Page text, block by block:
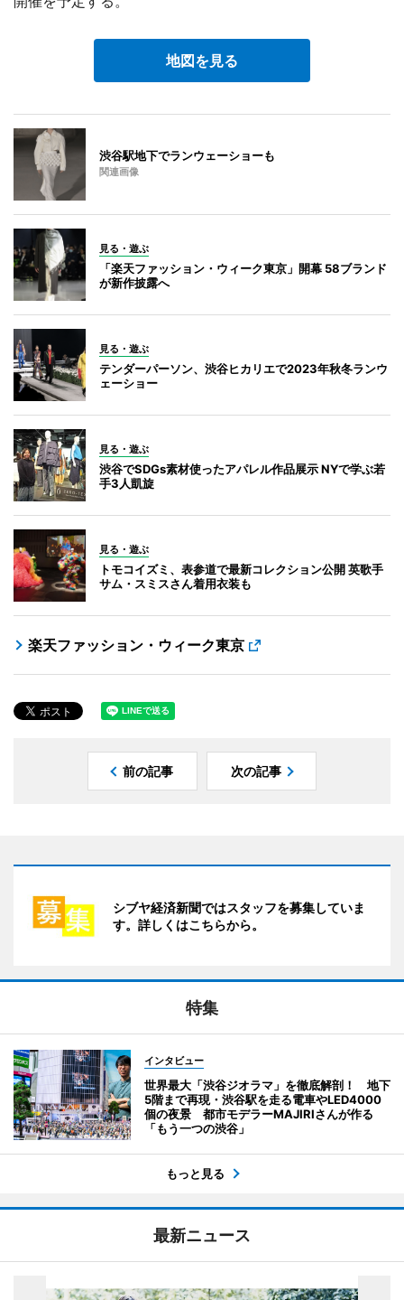
地図を見る
渋谷駅地下でランウェーショーも
関連画像
見る・遊ぶ
「楽天ファッション・ウィーク東京」開幕 58ブランド
が新作披露へ
見る・遊ぶ
テンダーパーソン、渋谷ヒカリエで2023年秋冬ランウ
ェーショー
見る・遊ぶ
渋谷でSDGs素材使ったアパレル作品展示 NYで学ぶ若
手3人凱旋
見る・遊ぶ
トモコイズミ、表参道で最新コレクション公開 英歌手
サム・スミスさん着用衣装も
楽天ファッション・ウィーク東京
前の記事 次の記事
シブヤ経済新聞ではスタッフを募集していま
す。詳しくはこちらから。
特集
インタビュー
世界最大「渋谷ジオラマ」を徹底解剖！ 地下
5階まで再現・渋谷駅を走る電車やLED4000
個の夜景 都市モデラーMAJIRIさんが作る
「もう一つの渋谷」
もっと見る
最新ニュース